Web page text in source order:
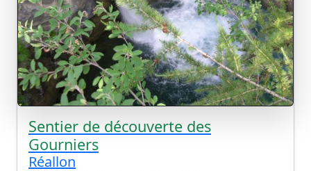
Sentier de découverte des
Gourniers
Réallon